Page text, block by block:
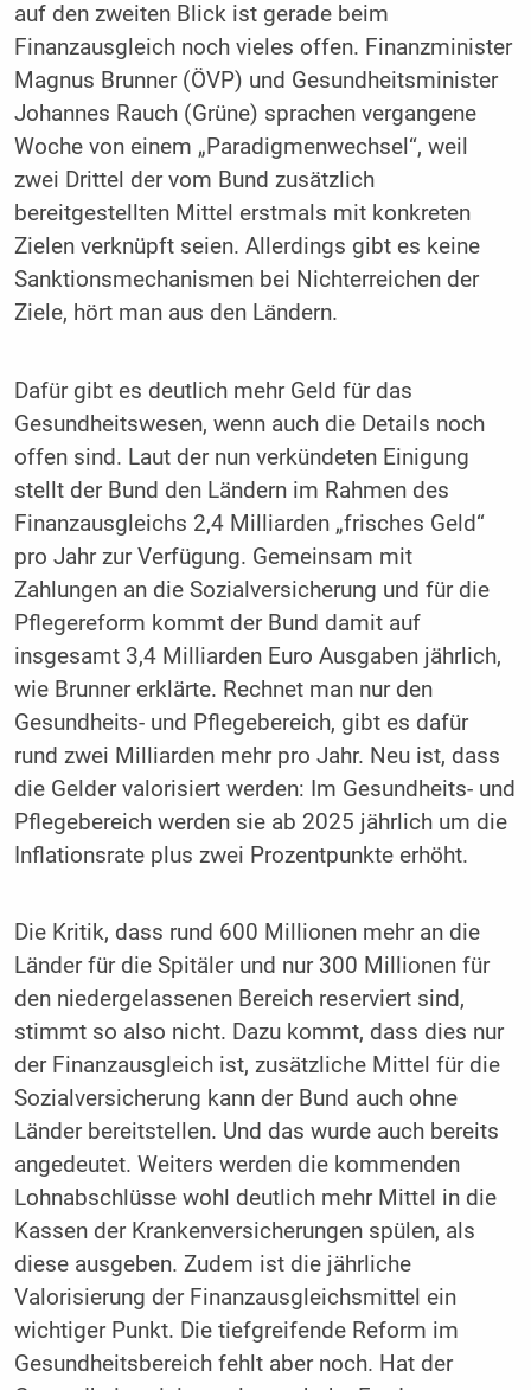
auf den zweiten Blick ist gerade beim
Finanzausgleich noch vieles offen. Finanzminister
Magnus Brunner (ÖVP) und Gesundheitsminister
Johannes Rauch (Grüne) sprachen vergangene
Woche von einem „Paradigmenwechsel“, weil
zwei Drittel der vom Bund zusätzlich
bereitgestellten Mittel erstmals mit konkreten
Zielen verknüpft seien. Allerdings gibt es keine
Sanktionsmechanismen bei Nichterreichen der
Ziele, hört man aus den Ländern.
Dafür gibt es deutlich mehr Geld für das
Gesundheitswesen, wenn auch die Details noch
offen sind. Laut der nun verkündeten Einigung
stellt der Bund den Ländern im Rahmen des
Finanzausgleichs 2,4 Milliarden „frisches Geld“
pro Jahr zur Verfügung. Gemeinsam mit
Zahlungen an die Sozialversicherung und für die
Pflegereform kommt der Bund damit auf
insgesamt 3,4 Milliarden Euro Ausgaben jährlich,
wie Brunner erklärte. Rechnet man nur den
Gesundheits- und Pflegebereich, gibt es dafür
rund zwei Milliarden mehr pro Jahr. Neu ist, dass
die Gelder valorisiert werden: Im Gesundheits- und
Pflegebereich werden sie ab 2025 jährlich um die
Inflationsrate plus zwei Prozentpunkte erhöht.
Die Kritik, dass rund 600 Millionen mehr an die
Länder für die Spitäler und nur 300 Millionen für
den niedergelassenen Bereich reserviert sind,
stimmt so also nicht. Dazu kommt, dass dies nur
der Finanzausgleich ist, zusätzliche Mittel für die
Sozialversicherung kann der Bund auch ohne
Länder bereitstellen. Und das wurde auch bereits
angedeutet. Weiters werden die kommenden
Lohnabschlüsse wohl deutlich mehr Mittel in die
Kassen der Krankenversicherungen spülen, als
diese ausgeben. Zudem ist die jährliche
Valorisierung der Finanzausgleichsmittel ein
wichtiger Punkt. Die tiefgreifende Reform im
Gesundheitsbereich fehlt aber noch. Hat der